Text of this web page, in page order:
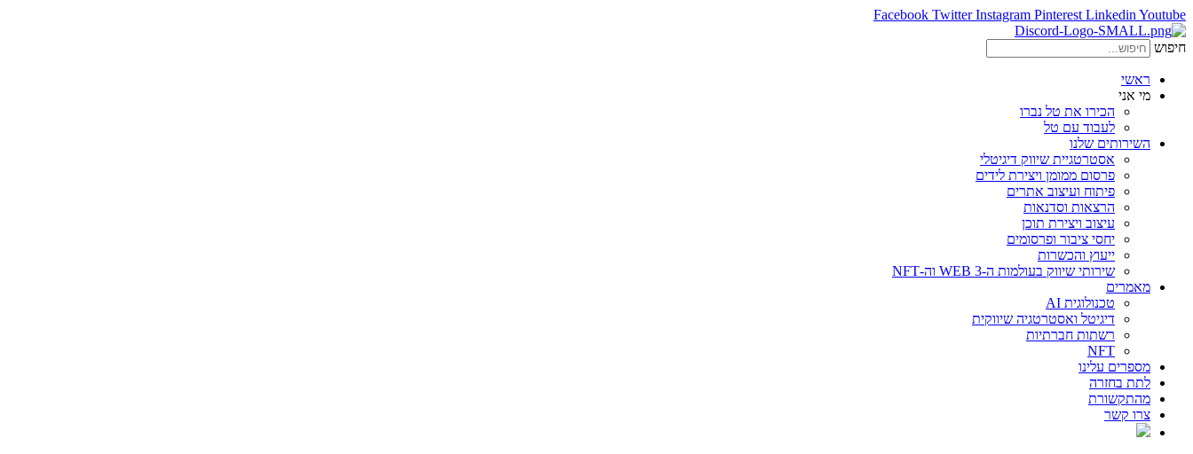
Facebook Twitter Instagram Pinterest Linkedin Youtube
חיפוש
ראשי
מי אני
הכירו את טל נברו
לעבוד עם טל
השירותים שלנו
אסטרטגיית שיווק דיגיטלי
פרסום ממומן ויצירת לידים
פיתוח ועיצוב אתרים
הרצאות וסדנאות
עיצוב ויצירת תוכן
יחסי ציבור ופרסומים
ייעוץ והכשרות
שירותי שיווק בעולמות ה-WEB 3 וה-NFT
מאמרים
טכנולוגית AI
דיגיטל ואסטרטגיה שיווקית
רשתות חברתיות
NFT
מספרים עלינו
לתת בחזרה
מהתקשורת
צרו קשר